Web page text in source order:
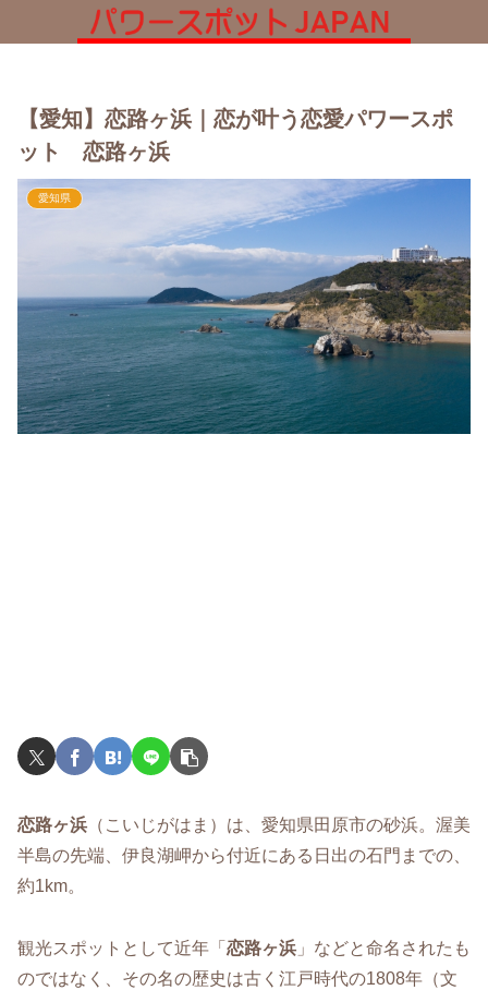
【愛知】恋路ヶ浜｜恋が叶う恋愛パワースポ
ット 恋路ヶ浜
愛知県
恋路ヶ浜 （こいじがはま）は、愛知県田原市の砂浜。渥美
半島の先端、伊良湖岬から付近にある日出の石門までの、
約1km。
観光スポットとして近年「 恋路ヶ浜 」などと命名されたも
のではなく、その名の歴史は古く江戸時代の1808年（文